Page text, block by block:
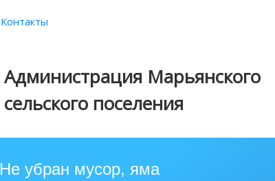
Контакты
Администрация Марьянского
сельского поселения
Не убран мусор, яма